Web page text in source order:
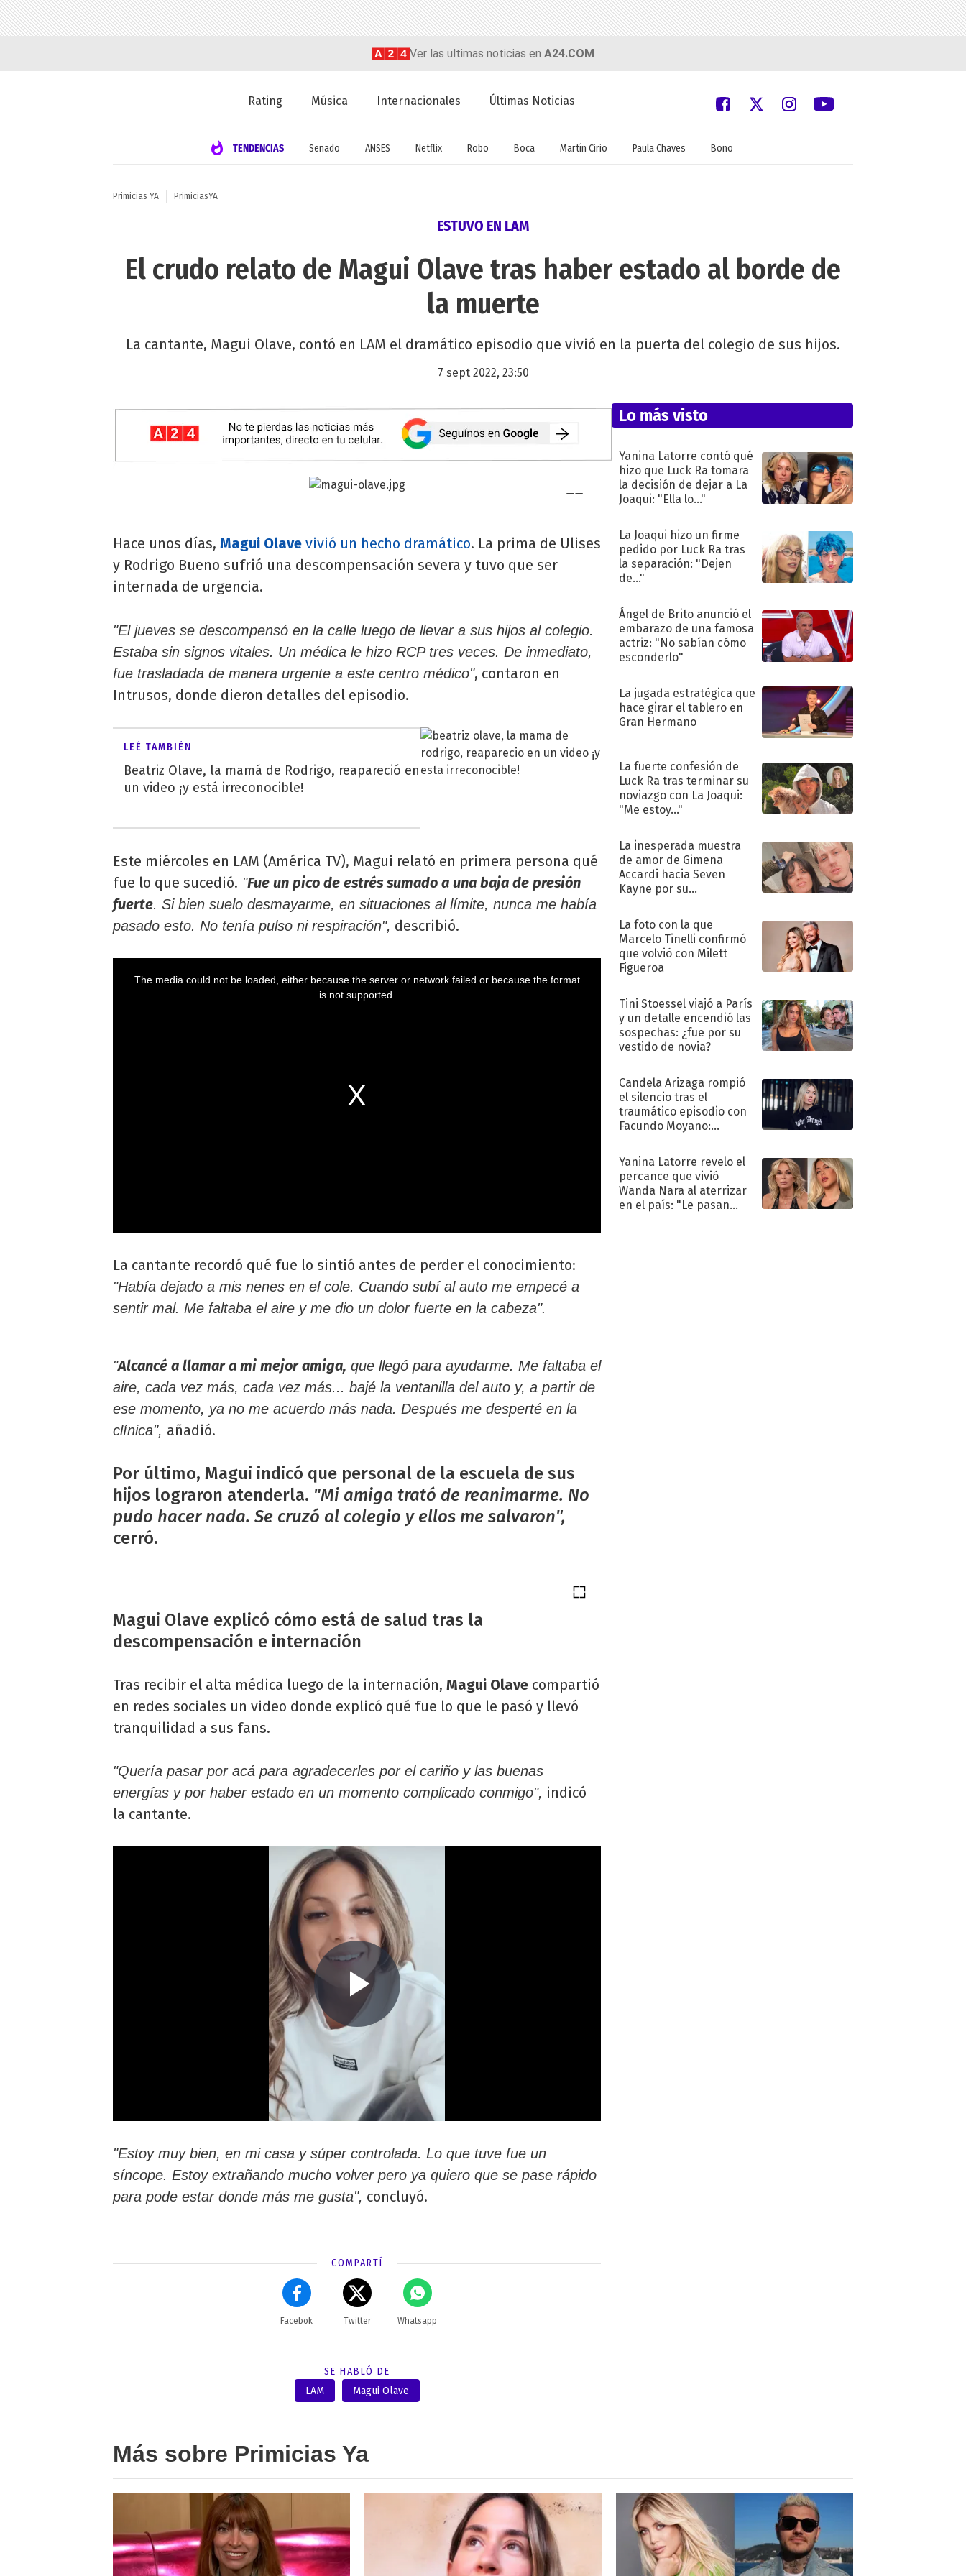
Ver las ultimas noticias en A24.COM
Rating Música Internacionales Últimas Noticias
TENDENCIAS Senado ANSES Netflix Robo Boca Martín Cirio Paula Chaves Bono
Primicias YA PrimiciasYA
ESTUVO EN LAM
El crudo relato de Magui Olave tras haber estado al borde de
la muerte
La cantante, Magui Olave, contó en LAM el dramático episodio que vivió en la puerta del colegio de sus hijos.
7 sept 2022, 23:50
Hace unos días, Magui Olave vivió un hecho dramático. La prima de Ulises
y Rodrigo Bueno sufrió una descompensación severa y tuvo que ser
internada de urgencia.
"El jueves se descompensó en la calle luego de llevar a sus hijos al colegio.
Estaba sin signos vitales. Un médica le hizo RCP tres veces. De inmediato,
fue trasladada de manera urgente a este centro médico", contaron en
Intrusos, donde dieron detalles del episodio.
LEÉ TAMBIÉN
Beatriz Olave, la mamá de Rodrigo, reapareció en
un video ¡y está irreconocible!
Este miércoles en LAM (América TV), Magui relató en primera persona qué
fue lo que sucedió. "Fue un pico de estrés sumado a una baja de presión
fuerte. Si bien suelo desmayarme, en situaciones al límite, nunca me había
pasado esto. No tenía pulso ni respiración", describió.
La cantante recordó qué fue lo sintió antes de perder el conocimiento:
"Había dejado a mis nenes en el cole. Cuando subí al auto me empecé a
sentir mal. Me faltaba el aire y me dio un dolor fuerte en la cabeza".
"Alcancé a llamar a mi mejor amiga, que llegó para ayudarme. Me faltaba el
aire, cada vez más, cada vez más... bajé la ventanilla del auto y, a partir de
ese momento, ya no me acuerdo más nada. Después me desperté en la
clínica", añadió.
Por último, Magui indicó que personal de la escuela de sus
hijos lograron atenderla. "Mi amiga trató de reanimarme. No
pudo hacer nada. Se cruzó al colegio y ellos me salvaron",
cerró.
Magui Olave explicó cómo está de salud tras la
descompensación e internación
Tras recibir el alta médica luego de la internación, Magui Olave compartió
en redes sociales un video donde explicó qué fue lo que le pasó y llevó
tranquilidad a sus fans.
"Quería pasar por acá para agradecerles por el cariño y las buenas
energías y por haber estado en un momento complicado conmigo", indicó
la cantante.
"Estoy muy bien, en mi casa y súper controlada. Lo que tuve fue un
síncope. Estoy extrañando mucho volver pero ya quiero que se pase rápido
para pode estar donde más me gusta", concluyó.
COMPARTÍ
Facebok Twitter Whatsapp
SE HABLÓ DE
LAM
Magui Olave
Lo más visto
Yanina Latorre contó qué
hizo que Luck Ra tomara
la decisión de dejar a La
Joaqui: "Ella lo..."
La Joaqui hizo un firme
pedido por Luck Ra tras
la separación: "Dejen
de..."
Ángel de Brito anunció el
embarazo de una famosa
actriz: "No sabían cómo
esconderlo"
La jugada estratégica que
hace girar el tablero en
Gran Hermano
La fuerte confesión de
Luck Ra tras terminar su
noviazgo con La Joaqui:
"Me estoy..."
La inesperada muestra
de amor de Gimena
Accardi hacia Seven
Kayne por su
La foto con la que
Marcelo Tinelli confirmó
que volvió con Milett
Figueroa
Tini Stoessel viajó a París
y un detalle encendió las
sospechas: ¿fue por su
vestido de novia?
Candela Arizaga rompió
el silencio tras el
traumático episodio con
Facundo Moyano:
Yanina Latorre revelo el
percance que vivió
Wanda Nara al aterrizar
en el país: "Le pasan
Más sobre Primicias Ya